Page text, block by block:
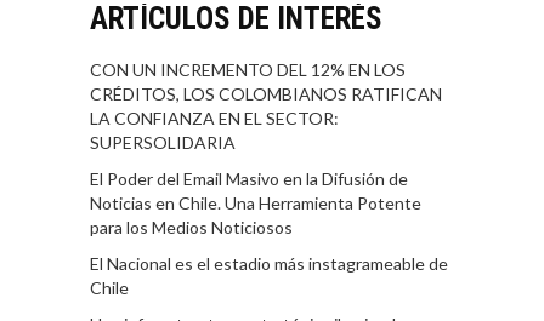
ARTÍCULOS DE INTERÉS
CON UN INCREMENTO DEL 12% EN LOS
CRÉDITOS, LOS COLOMBIANOS RATIFICAN
LA CONFIANZA EN EL SECTOR:
SUPERSOLIDARIA
El Poder del Email Masivo en la Difusión de
Noticias en Chile. Una Herramienta Potente
para los Medios Noticiosos
El Nacional es el estadio más instagrameable de
Chile